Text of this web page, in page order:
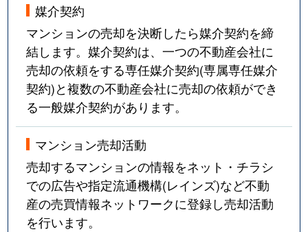
媒介契約
マンションの売却を決断したら媒介契約を締
結します。媒介契約は、一つの不動産会社に
売却の依頼をする専任媒介契約(専属専任媒介
契約)と複数の不動産会社に売却の依頼ができ
る一般媒介契約があります。
マンション売却活動
売却するマンションの情報をネット・チラシ
での広告や指定流通機構(レインズ)など不動
産の売買情報ネットワークに登録し売却活動
を行います。